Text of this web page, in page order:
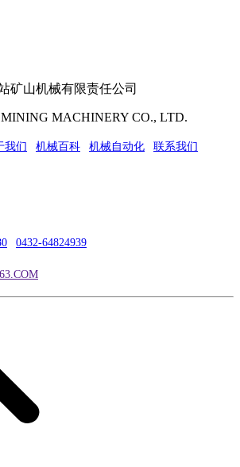
矿山机械有限责任公司
MACHINERY CO., LTD.
我们 机械百科 机械自动化 联系我们
0432-64824939